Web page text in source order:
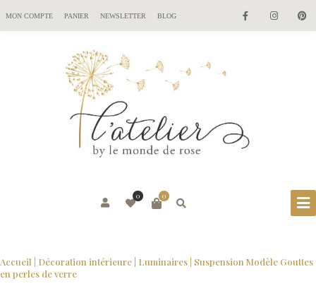
MON COMPTE PANIER NEWSLETTER BLOG
0
0
Accueil Décoration intérieure Luminaires | Suspension Modèle Gouttes
en perles de verre